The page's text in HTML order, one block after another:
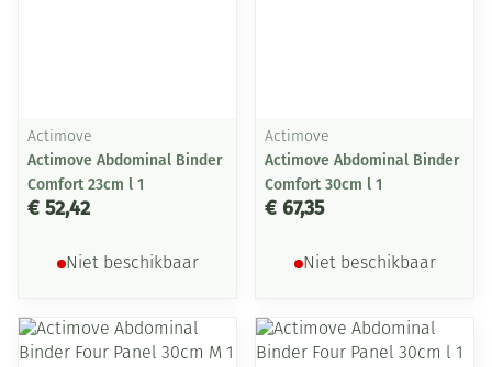
Actimove
Actimove Abdominal Binder
Comfort 23cm l 1
€ 52,42
Niet beschikbaar
Actimove
Actimove Abdominal Binder
Comfort 30cm l 1
€ 67,35
Niet beschikbaar